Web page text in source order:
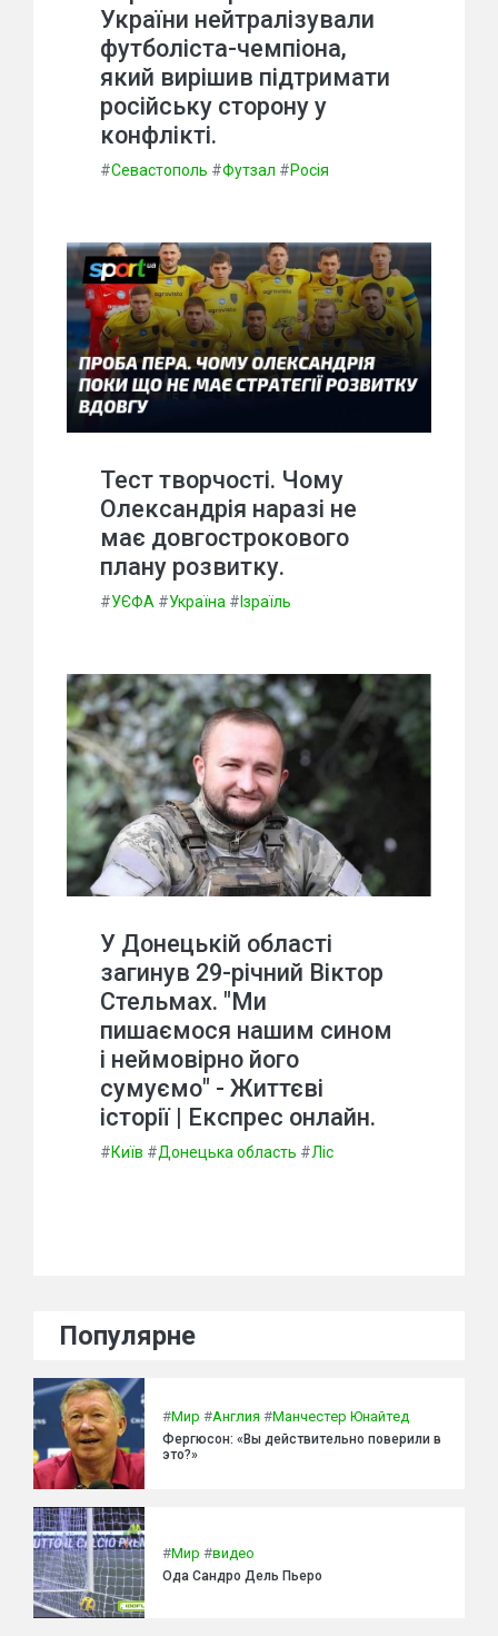
України нейтралізували
футболіста-чемпіона,
який вирішив підтримати
російську сторону у
конфлікті.
#Севастополь #Футзал #Росія
Тест творчості. Чому
Олександрія наразі не
має довгострокового
плану розвитку.
#УЄФА #Україна # Ізраїль
У Донецькій області
загинув 29-річний Віктор
Стельмах. "Ми
пишаємося нашим сином
і неймовірно його
сумуємо" - Життєві
історії | Експрес онлайн.
#Київ #Донецька область #Ліс
Популярне
#Мир #Англия #Манчестер Юнайтед
Фергюсон: «Вы действительно поверили в
это?»
#Мир #видео
Ода Сандро Дель Пьеро